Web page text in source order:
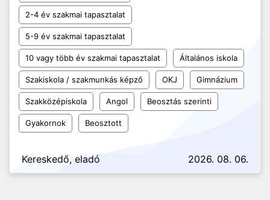
2-4 év szakmai tapasztalat
5-9 év szakmai tapasztalat
10 vagy több év szakmai tapasztalat Általános iskola
Szakiskola / szakmunkás képző OKJ Gimnázium
Szakközépiskola Angol Beosztás szerinti
Gyakornok Beosztott
Kereskedő, eladó 2026. 08. 06.